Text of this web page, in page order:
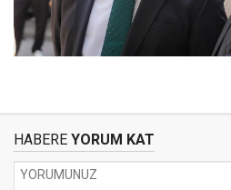
HABERE YORUM KAT